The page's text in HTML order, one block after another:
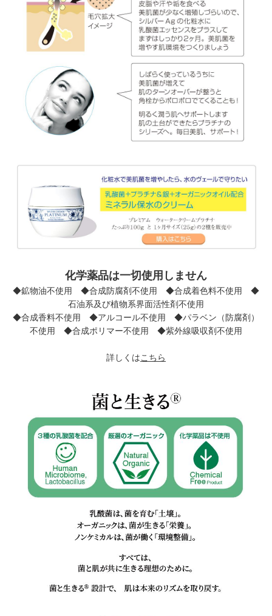
化学薬品は一切使用しません
◆鉱物油不使用 ◆合成防腐剤不使用 ◆合成着色料不使用 ◆
石油系及び植物系界面活性剤不使用
◆合成香料不使用 ◆アルコール不使用 ◆パラベン（防腐剤）
不使用 ◆合成ポリマー不使用 ◆紫外線吸収剤不使用
詳しくはこちら